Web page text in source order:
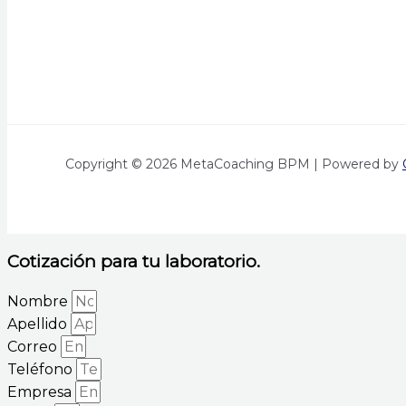
Copyright © 2026 MetaCoaching BPM | Powered by
Cotización para tu laboratorio.
Nombre
Apellido
Correo
Teléfono
Empresa